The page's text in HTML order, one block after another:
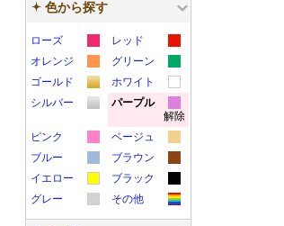
色から探す
ローズ
カ
ラ
ン
プ
ル
レッド
カ
ラ
サ
ン
プ
ル
オレンジ
カ
ラ
サ
ン
プ
ル
グリーン
カ
ラ
ー
サ
ン
プ
ル
ゴールド
カ
ー
サ
ン
プ
ホワイト
カ
ラ
ー
サ
ン
プ
シルバー
ラ
ー
サ
ン
パープル
カ
ラ
ー
サ
ン
解除
ピンク
カ
ラ
サ
ベージュ
カ
ラ
ー
サ
ブルー
カ
ラ
ー
ブラウン
カ
ラ
ー
イエロー
カ
ラ
ブラック
カ
ラ
グレー
カ
その他
カ